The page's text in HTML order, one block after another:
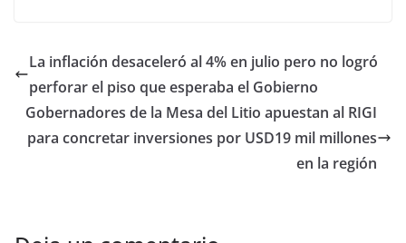
La inflación desaceleró al 4% en julio pero no logró
perforar el piso que esperaba el Gobierno
Gobernadores de la Mesa del Litio apuestan al RIGI
para concretar inversiones por USD19 mil millones
en la región